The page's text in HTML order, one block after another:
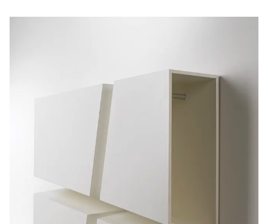
tåspidser